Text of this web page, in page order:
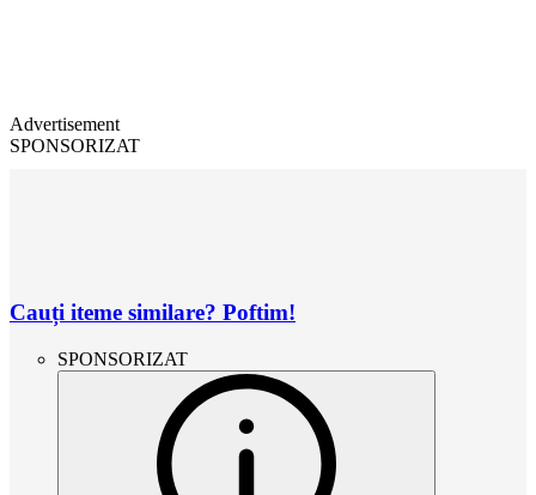
Advertisement
SPONSORIZAT
Cauți iteme similare? Poftim!
SPONSORIZAT